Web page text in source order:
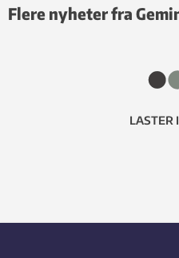
Flere nyheter fra
LASTER